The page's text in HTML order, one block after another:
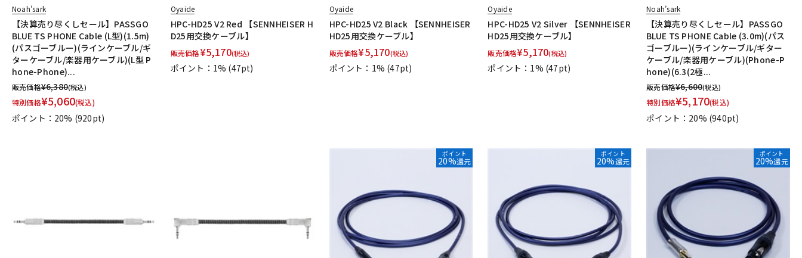
Noah’sark
【決算売り尽くしセール】PASSGO
BLUE TS PHONE Cable (L型)(1.5m)
(パスゴーブルー)(ラインケーブル/ギ
ターケーブル/楽器用ケーブル)(L型 P
hone-Phone)...
販売価格¥6,380(税込)
特別価格¥5,060(税込)
ポイント：20% (920pt)
Oyaide
HPC-HD25 V2 Red 【SENNHEISER H
D25用交換ケーブル】
販売価格¥5,170(税込)
ポイント：1% (47pt)
Oyaide
HPC-HD25 V2 Black 【SENNHEISER
HD25用交換ケーブル】
販売価格¥5,170(税込)
ポイント：1% (47pt)
Oyaide
HPC-HD25 V2 Silver 【SENNHEISER
HD25用交換ケーブル】
販売価格¥5,170(税込)
ポイント：1% (47pt)
Noah’sark
【決算売り尽くしセール】PASSGO
BLUE TS PHONE Cable (3.0m)(パス
ゴーブルー)(ラインケーブル/ギター
ケーブル/楽器用ケーブル)(Phone-P
hone)(6.3(2極...
販売価格¥6,600(税込)
特別価格¥5,170(税込)
ポイント：20% (940pt)
ポイント
20%還元
ポイント
20%還元
ポイント
20%還元